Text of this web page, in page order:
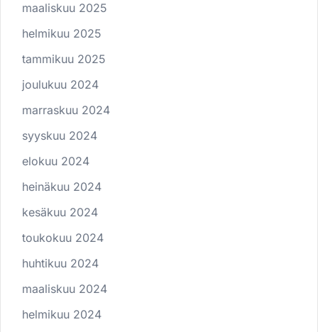
maaliskuu 2025
helmikuu 2025
tammikuu 2025
joulukuu 2024
marraskuu 2024
syyskuu 2024
elokuu 2024
heinäkuu 2024
kesäkuu 2024
toukokuu 2024
huhtikuu 2024
maaliskuu 2024
helmikuu 2024